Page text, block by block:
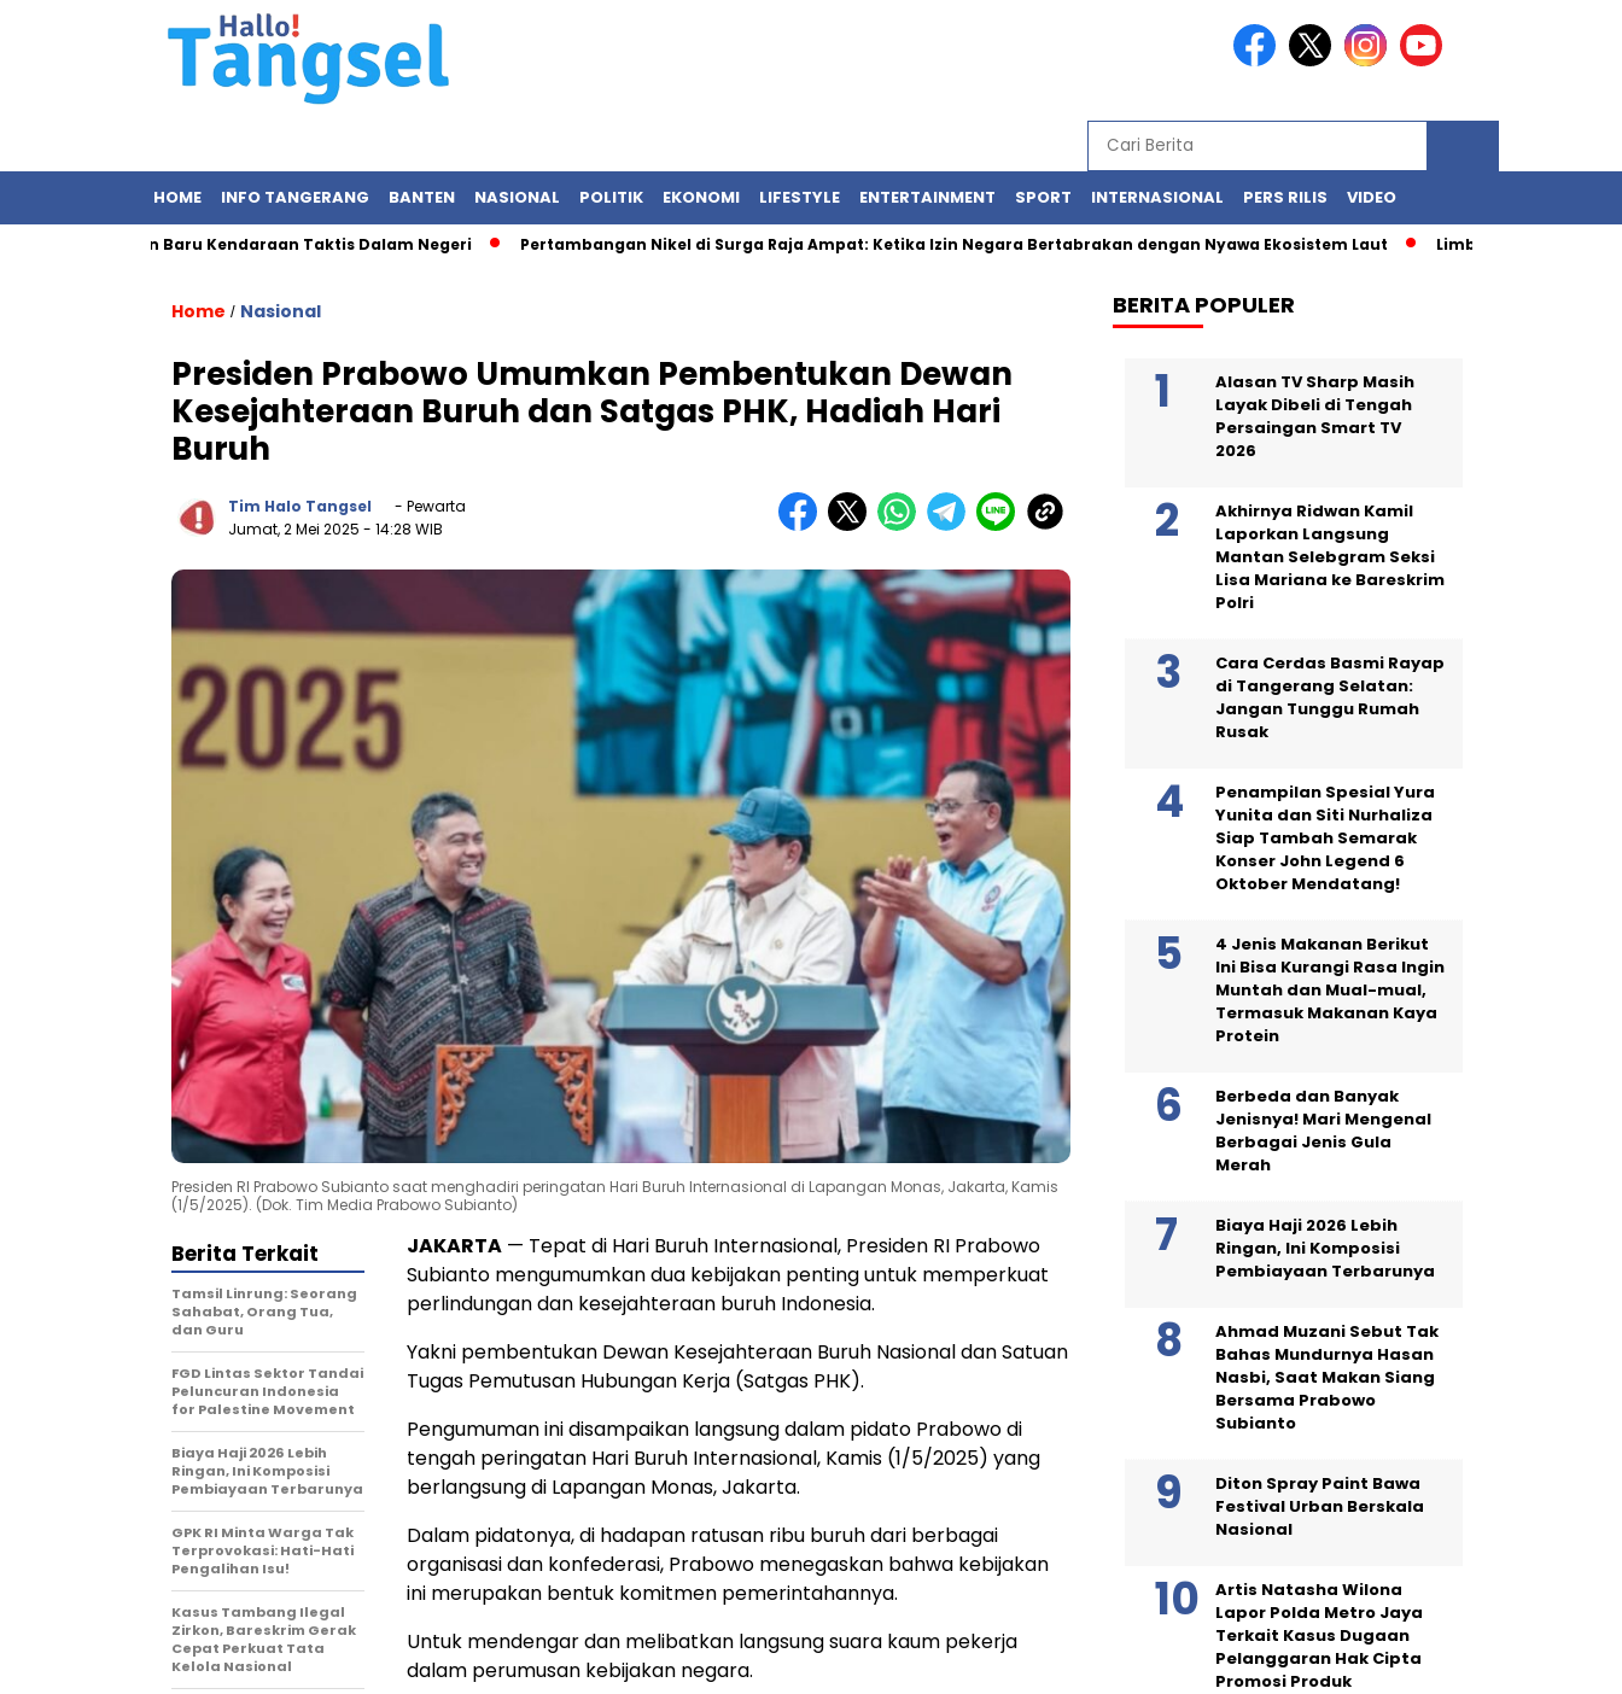
HOME INFO TANGERANG BANTEN NASIONAL POLITIK EKONOMI LIFESTYLE ENTERTAINMENT SPORT INTERNASIONAL PERS RILIS VIDEO
Ikon Baru Kendaraan Taktis Dalam Negeri Pertambangan Nikel di Surga Raja Ampat: Ketika Izin Negara Bertabrakan dengan Nyawa Ekosistem Laut Limbah Merah di Gudang:
Home / Nasional
Presiden Prabowo Umumkan Pembentukan Dewan
Kesejahteraan Buruh dan Satgas PHK, Hadiah Hari
Buruh
Tim Halo Tangsel
- Pewarta
Jumat, 2 Mei 2025 - 14:28 WIB
Presiden RI Prabowo Subianto saat menghadiri peringatan Hari Buruh Internasional di Lapangan Monas, Jakarta, Kamis
(1/5/2025). (Dok. Tim Media Prabowo Subianto)
JAKARTA — Tepat di Hari Buruh Internasional, Presiden RI Prabowo
Subianto mengumumkan dua kebijakan penting untuk memperkuat
perlindungan dan kesejahteraan buruh Indonesia.
Yakni pembentukan Dewan Kesejahteraan Buruh Nasional dan Satuan
Tugas Pemutusan Hubungan Kerja (Satgas PHK).
Pengumuman ini disampaikan langsung dalam pidato Prabowo di
tengah peringatan Hari Buruh Internasional, Kamis (1/5/2025) yang
berlangsung di Lapangan Monas, Jakarta.
Dalam pidatonya, di hadapan ratusan ribu buruh dari berbagai
organisasi dan konfederasi, Prabowo menegaskan bahwa kebijakan
ini merupakan bentuk komitmen pemerintahannya.
Untuk mendengar dan melibatkan langsung suara kaum pekerja
dalam perumusan kebijakan negara.
Berita Terkait
Tamsil Linrung: Seorang
Sahabat, Orang Tua,
dan Guru
FGD Lintas Sektor Tandai
Peluncuran Indonesia
for Palestine Movement
Biaya Haji 2026 Lebih
Ringan, Ini Komposisi
Pembiayaan Terbarunya
GPK RI Minta Warga Tak
Terprovokasi: Hati-Hati
Pengalihan Isu!
Kasus Tambang Ilegal
Zirkon, Bareskrim Gerak
Cepat Perkuat Tata
Kelola Nasional
BERITA POPULER
Alasan TV Sharp Masih
Layak Dibeli di Tengah
Persaingan Smart TV
2026
Akhirnya Ridwan Kamil
Laporkan Langsung
Mantan Selebgram Seksi
Lisa Mariana ke Bareskrim
Polri
Cara Cerdas Basmi Rayap
di Tangerang Selatan:
Jangan Tunggu Rumah
Rusak
Penampilan Spesial Yura
Yunita dan Siti Nurhaliza
Siap Tambah Semarak
Konser John Legend 6
Oktober Mendatang!
4 Jenis Makanan Berikut
Ini Bisa Kurangi Rasa Ingin
Muntah dan Mual-mual,
Termasuk Makanan Kaya
Protein
Berbeda dan Banyak
Jenisnya! Mari Mengenal
Berbagai Jenis Gula
Merah
Biaya Haji 2026 Lebih
Ringan, Ini Komposisi
Pembiayaan Terbarunya
Ahmad Muzani Sebut Tak
Bahas Mundurnya Hasan
Nasbi, Saat Makan Siang
Bersama Prabowo
Subianto
Diton Spray Paint Bawa
Festival Urban Berskala
Nasional
Artis Natasha Wilona
Lapor Polda Metro Jaya
Terkait Kasus Dugaan
Pelanggaran Hak Cipta
Promosi Produk